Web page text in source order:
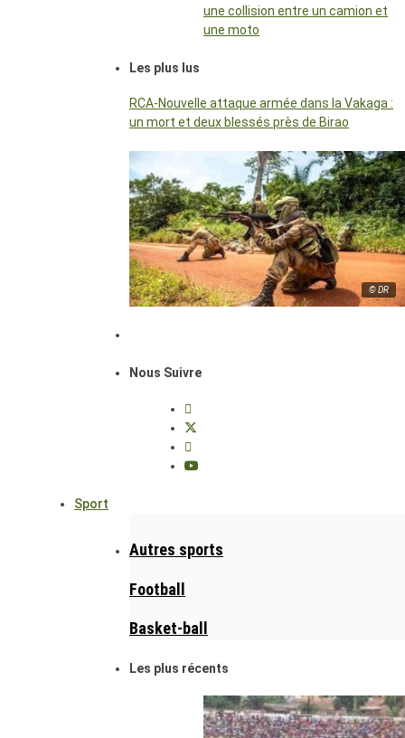
une collision entre un camion et
une moto
Les plus lus
RCA-Nouvelle attaque armée dans la Vakaga :
un mort et deux blessés près de Birao
© DR
Nous Suivre
Sport
Autres sports
Football
Basket-ball
Les plus récents